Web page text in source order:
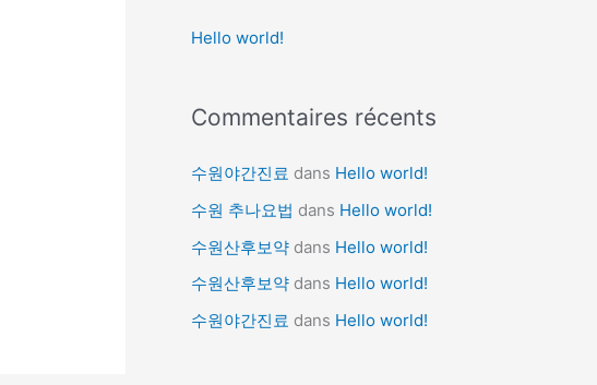
e
h
:
Hello world!
Commentaires récents
수원야간진료 dans Hello world!
수원 추나요법 dans Hello world!
수원산후보약 dans Hello world!
수원산후보약 dans Hello world!
수원야간진료 dans Hello world!